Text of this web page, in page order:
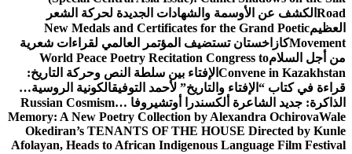
Road الكشف عن الأوسمة والشهادات الجديدة لحركة الشعر
العظيمNew Medals and Certificates for the Grand Poetic
Movementكازاخستان تستضيف المؤتمر العالمي لقراءات شعرية
من أجل السلامWorld Peace Poetry Recitation Congress to
Convene in Kazakhstan الإفتاء بين سلطة النص وحركة التاريخ:
قراءة في كتاب “الإفتاء والتاريخ” لأحمد التوفيقالكونية الروسية…
الذاكرة: جديد الشاعرة ألكسندرا أوتشيروفا Russian Cosmism…
Memory: A New Poetry Collection by Alexandra OchirovaWale
Okediran’s TENANTS OF THE HOUSE Directed by Kunle
Afolayan, Heads to African Indigenous Language Film Festival